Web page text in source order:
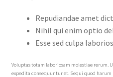
Repudiandae amet
Nihil qui enim optio
Esse sed culpa
Voluptas totam laboriosam molestiae rerum.
expedita consequuntur et. Sequi quod